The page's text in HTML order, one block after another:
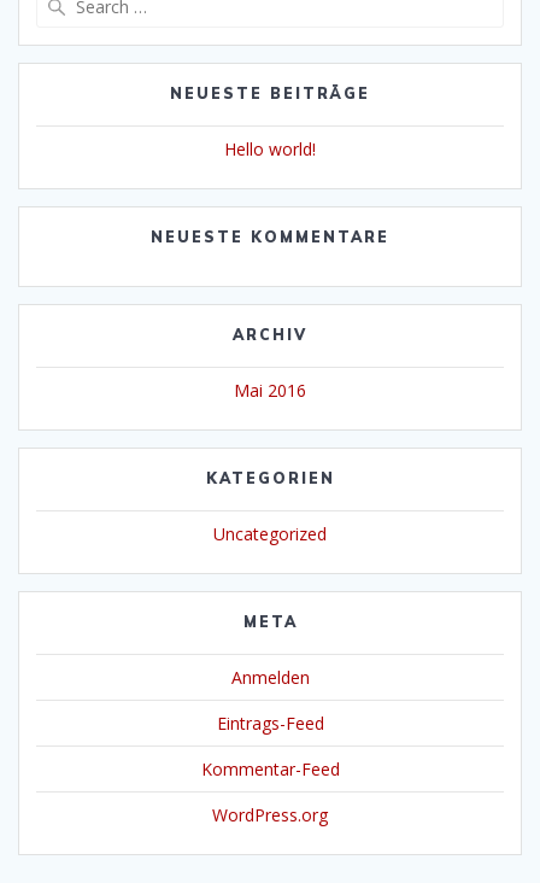
NEUESTE BEITRÄGE
Hello world!
NEUESTE KOMMENTARE
ARCHIV
Mai 2016
KATEGORIEN
Uncategorized
META
Anmelden
Eintrags-Feed
Kommentar-Feed
WordPress.org